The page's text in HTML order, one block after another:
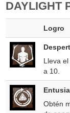
DAYLIGHT
Logro
Lleva
a 10.
Obtén